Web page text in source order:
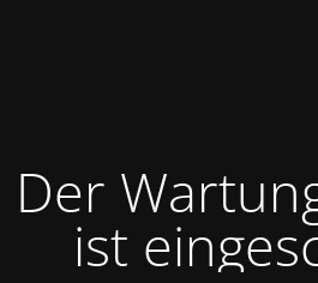
Der
ist